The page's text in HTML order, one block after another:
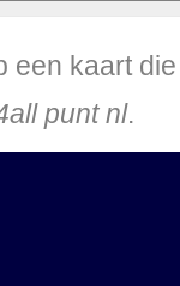
een kaart
punt nl.